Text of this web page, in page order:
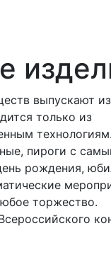
выпускают
только из
пироги с
рождения,
торжество.